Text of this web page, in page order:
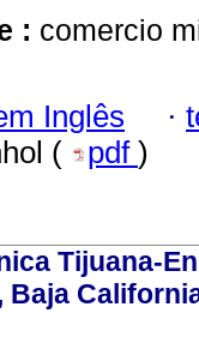
: comercio
Inglês ·
( pdf )
Tijuana-
Baja